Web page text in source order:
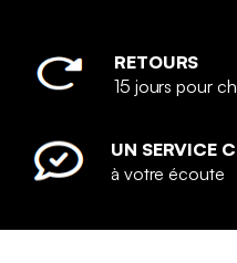
RETOURS
15 jours pour
UN SERVICE
à votre écoute